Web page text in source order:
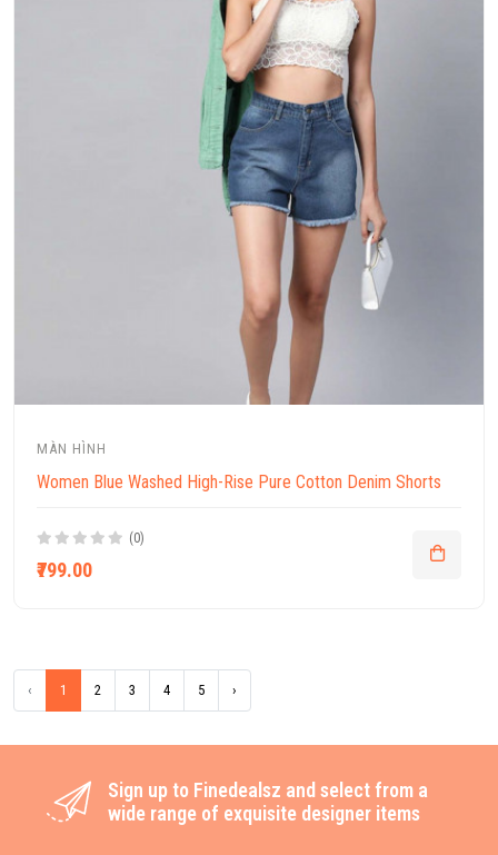
MÀN HÌNH
Women Blue Washed High-Rise Pure Cotton Denim Shorts
(0)
₹799.00
‹ 1 2 3 4 5 ›
Sign up to Finedealsz and select from a
wide range of exquisite designer items